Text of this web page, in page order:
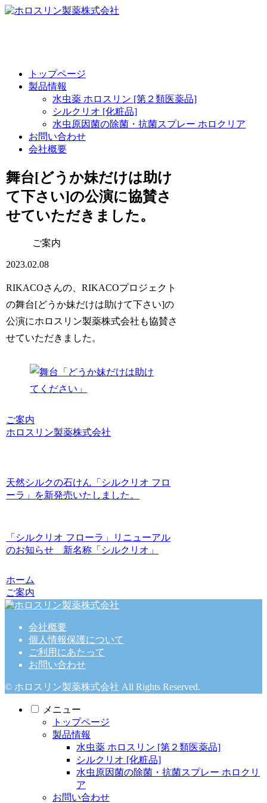
トップページ
製品情報
水虫薬 ホロスリン [第２類医薬品]
シルクリオ [化粧品]
水虫原因菌の除菌・抗菌スプレー ホロクリア
お問い合わせ
会社概要
舞台[どうか妹だけは助け
て下さい]の公演に協賛さ
せていただきました。
ご案内
2023.02.08
RIKACOさんの、RIKACOプロジェクト
の舞台[どうか妹だけは助けて下さい]の
公演にホロスリン製薬株式会社も協賛さ
せていただきました。
ご案内
ホロスリン製薬株式会社
天然シルクの石けん「シルクリオ フロ
ーラ」を新発売いたしました。
「シルクリオ フローラ」リニューアル
のお知らせ 新名称「シルクリオ」
ホーム
ご案内
会社概要
個人情報保護について
ご利用にあたって
お問い合わせ
© ホロスリン製薬株式会社 All Rights Reserved.
メニュー
トップページ
製品情報
水虫薬 ホロスリン [第２類医薬品]
シルクリオ [化粧品]
水虫原因菌の除菌・抗菌スプレー ホロクリ
ア
お問い合わせ